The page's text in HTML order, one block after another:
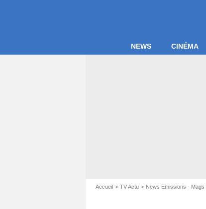
NEWS CINÉMA
Accueil TV Actu News Emissions - Mags